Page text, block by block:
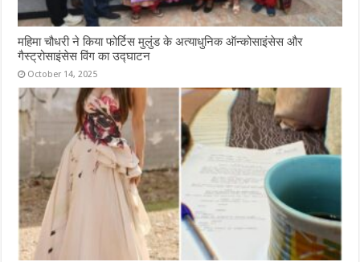
महिमा चौधरी ने किया फोर्टिस मुलुंड के अत्याधुनिक ऑन्कोसाइंसेस और
गैस्ट्रोसाइंसेस विंग का उद्घाटन
October 14, 2025